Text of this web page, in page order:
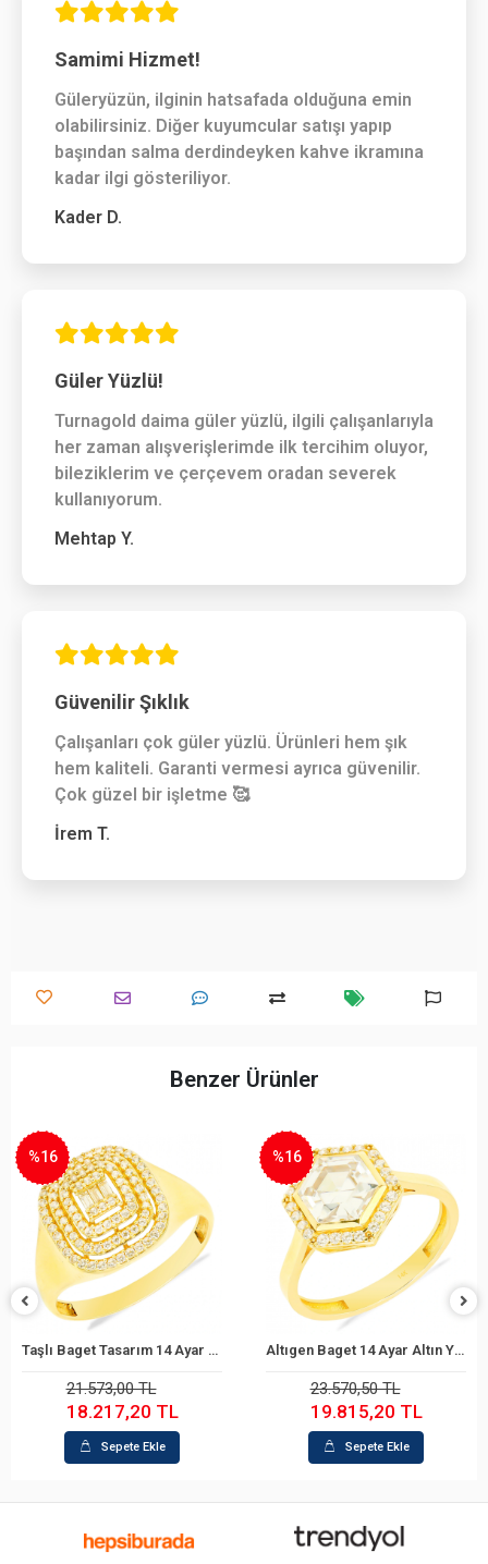
Samimi Hizmet!
Güleryüzün, ilginin hatsafada olduğuna emin
olabilirsiniz. Diğer kuyumcular satışı yapıp
başından salma derdindeyken kahve ikramına
kadar ilgi gösteriliyor.
Kader D.
Güler Yüzlü!
Turnagold daima güler yüzlü, ilgili çalışanlarıyla
her zaman alışverişlerimde ilk tercihim oluyor,
bileziklerim ve çerçevem oradan severek
kullanıyorum.
Mehtap Y.
Güvenilir Şıklık
Çalışanları çok güler yüzlü. Ürünleri hem şık
hem kaliteli. Garanti vermesi ayrıca güvenilir.
Çok güzel bir işletme 🥰
İrem T.
Benzer Ürünler
Ekle
Taşlı Baget Tasarım 14 Ayar Altın Yüzük
TL
Sepete Ekle
Altıgen Baget 14 Ayar Altın Yüzük
19.815,20 TL